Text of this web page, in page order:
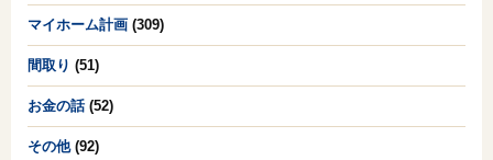
マイホーム計画 (309)
間取り (51)
お金の話(52)
その他(92)